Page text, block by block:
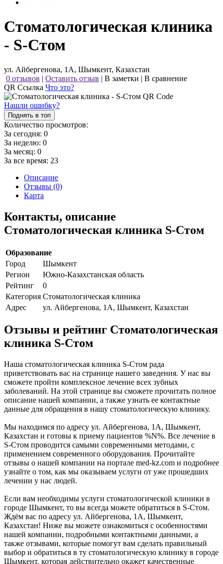
Стоматологическая клиника
- S-Стом
ул. Айбергенова, 1А, Шымкент, Казахстан
0 отзывов | Оставить отзыв | В заметки | В сравнение
QR Ссылка Что это?
Нашли ошибку?
Поднять в топ
Количество просмотров:
За сегодня: 0
За неделю: 0
За месяц: 0
За все время: 23
Описание
Отзывы (0)
Карта
Контакты, описание
Стоматологическая клиника S-Стом
Образование
Город
Шымкент
Регион
Южно-Казахстанская область
Рейтинг
0
Категория Стоматологическая клиника
Адрес
ул. Айбергенова, 1А, Шымкент, Казахстан
Отзывы и рейтинг Стоматологическая
клиника S-Стом
Наша стоматологическая клиника S-Стом рада
приветствовать вас на странице нашего заведения. У нас вы
сможете пройти комплексное лечение всех зубных
заболеваний. На этой странице вы сможете прочитать полное
описание нашей компании, а также узнать ее контактные
данные для обращения в нашу стоматологическую клинику.
Мы находимся по адресу ул. Айбергенова, 1А, Шымкент,
Казахстан и готовы к приему пациентов %N%. Все лечение в
S-Стом проводится самыми современными методами, с
применением современного оборудования. Прочитайте
отзывы о нашей компании на портале med-kz.com и подробнее
узнайте о том, как мы оказываем услуги от уже прошедших
лечении у нас людей.
Если вам необходимы услуги стоматологической клиники в
городе Шымкент, то вы всегда можете обратиться в S-Стом.
Ждём вас по адресу ул. Айбергенова, 1А, Шымкент,
Казахстан! Ниже вы можете ознакомиться с особенностями
нашей компании, подробными контактными данными, а
также отзывами, которые помогут вам сделать правильный
выбор и обратиться в ту стоматологическую клинику в городе
Шымкент, которая действительно окажет качественные